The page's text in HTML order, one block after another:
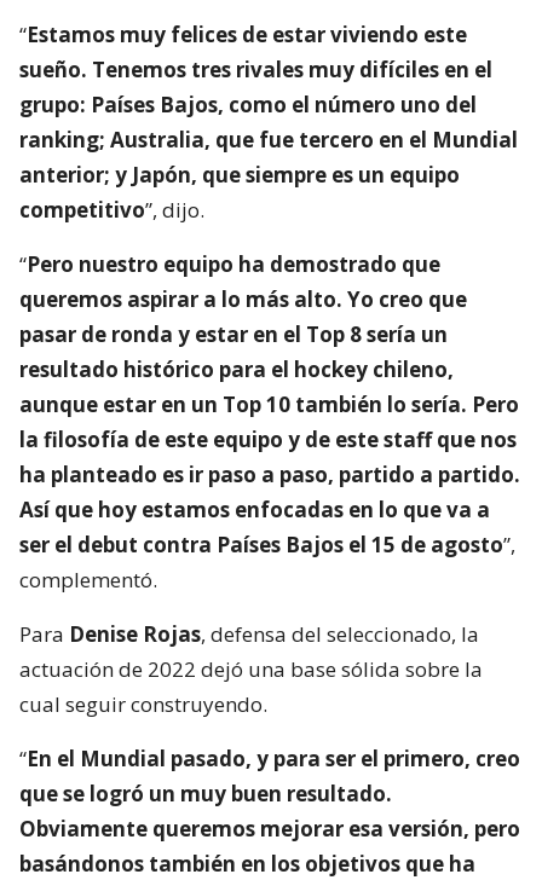
“Estamos muy felices de estar viviendo este
sueño. Tenemos tres rivales muy difíciles en el
grupo: Países Bajos, como el número uno del
ranking; Australia, que fue tercero en el Mundial
anterior; y Japón, que siempre es un equipo
competitivo”, dijo.
“Pero nuestro equipo ha demostrado que
queremos aspirar a lo más alto. Yo creo que
pasar de ronda y estar en el Top 8 sería un
resultado histórico para el hockey chileno,
aunque estar en un Top 10 también lo sería. Pero
la filosofía de este equipo y de este staff que nos
ha planteado es ir paso a paso, partido a partido.
Así que hoy estamos enfocadas en lo que va a
ser el debut contra Países Bajos el 15 de agosto”,
complementó.
Para Denise Rojas, defensa del seleccionado, la
actuación de 2022 dejó una base sólida sobre la
cual seguir construyendo.
“En el Mundial pasado, y para ser el primero, creo
que se logró un muy buen resultado.
Obviamente queremos mejorar esa versión, pero
basándonos también en los objetivos que ha